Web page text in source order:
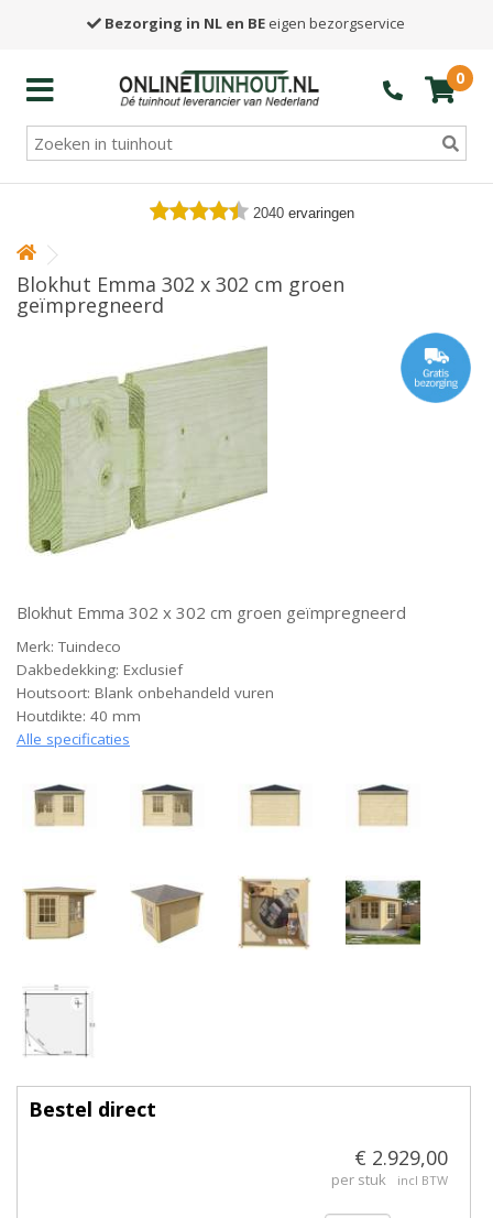
Bezorging in NL en BE eigen bezorgservice
0
2040 ervaringen
Blokhut Emma 302 x 302 cm groen
geïmpregneerd
Blokhut Emma 302 x 302 cm groen geïmpregneerd
Merk: Tuindeco
Dakbedekking: Exclusief
Houtsoort: Blank onbehandeld vuren
Houtdikte: 40 mm
Alle specificaties
Bestel direct
€ 2.929,00
per stuk incl BTW